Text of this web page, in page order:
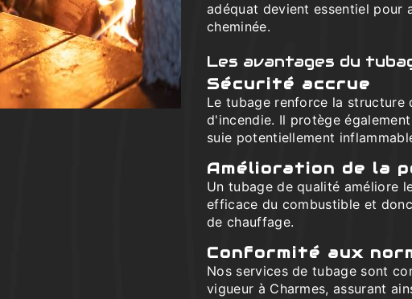
adéquat devient essentiel pour
cheminée.
Les avantages du
Sécurité accrue
Le tubage renforce la structure
d'incendie. Il protège
suie potentiellement
Amélioration de la
Un tubage de qualité améliore
efficace du combustible et
de chauffage.
Conformité aux
Nos services de tubage sont
vigueur à Charmes, assurant